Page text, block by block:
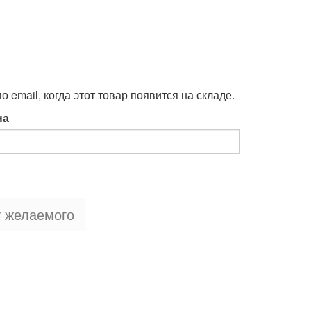
когда этот товар появится на складе.
желаемого